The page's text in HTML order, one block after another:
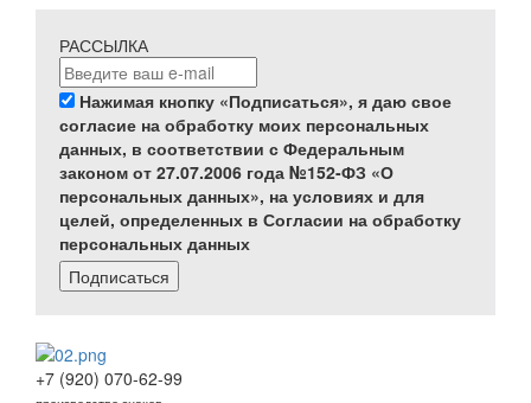
РАССЫЛКА
Нажимая кнопку «Подписаться», я даю свое
согласие на обработку моих персональных
данных, в соответствии с Федеральным
законом от 27.07.2006 года №152-ФЗ «О
персональных данных», на условиях и для
целей, определенных в Согласии на обработку
персональных данных
Подписаться
+7 (920) 070-62-99